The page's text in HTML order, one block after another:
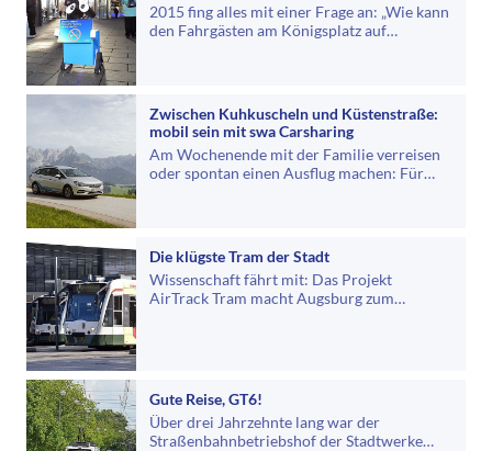
2015 fing alles mit einer Frage an: „Wie kann
den Fahrgästen am Königsplatz auf
Zwischen Kuhkuscheln und Küstenstraße:
mobil sein mit swa Carsharing
Am Wochenende mit der Familie verreisen
oder spontan einen Ausflug machen: Für
Die klügste Tram der Stadt
Wissenschaft fährt mit: Das Projekt
AirTrack Tram macht Augsburg zum
Gute Reise, GT6!
Über drei Jahrzehnte lang war der
Straßenbahnbetriebshof der Stadtwerke